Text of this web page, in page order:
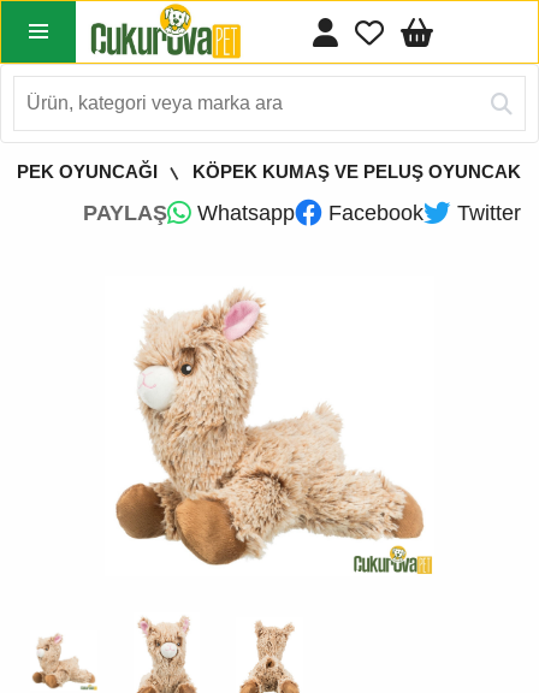
OYUNCAĞI KÖPEK KUMAŞ VE PELUŞ OYUNCAK
PAYLAŞ Whatsapp Facebook Twitter